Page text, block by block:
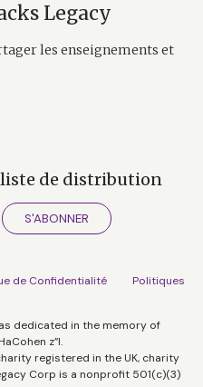
Legacy
les enseignements et
de distribution
S'ABONNER
de Confidentialité
Politiques
dedicated in the memory of
z”l.
registered in the UK, charity
Corp is a nonprofit 501(c)(3)